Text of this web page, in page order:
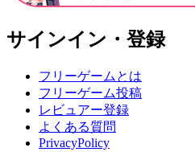
サインイン・登録
フリーゲームとは
フリーゲーム投稿
レビュアー登録
よくある質問
PrivacyPolicy